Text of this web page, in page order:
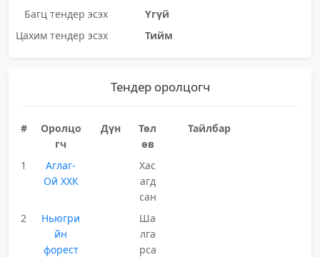
Багц тендер эсэх
Үгүй
Цахим тендер эсэх
Тийм
Тендер оролцогч
#
Оролцо
гч
Дүн
Төл
өв
Тайлбар
1
Аглаг-
Ой ХХК
Хас
агд
сан
2
Ньюгри
йн
форест
Ша
лга
рса